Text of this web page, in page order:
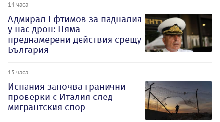
14 часа
Адмирал Ефтимов за падналия
у нас дрон: Няма
преднамерени действия срещу
България
15 часа
Испания започва гранични
проверки с Италия след
мигрантския спор